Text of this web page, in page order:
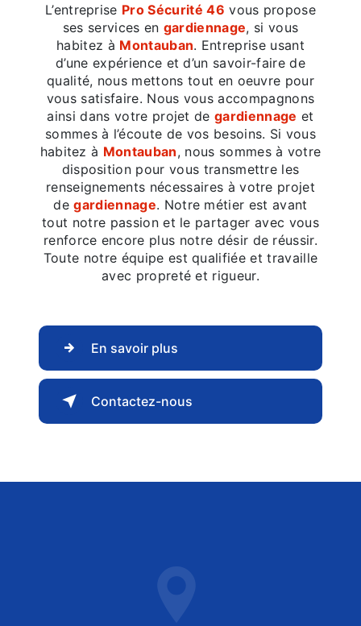
L’entreprise Pro Sécurité 46 vous propose
ses services en gardiennage, si vous
habitez à Montauban. Entreprise usant
d’une expérience et d’un savoir-faire de
qualité, nous mettons tout en oeuvre pour
vous satisfaire. Nous vous accompagnons
ainsi dans votre projet degardiennage et
sommes à l’écoute de vos besoins. Si vous
habitez à Montauban, nous sommes à votre
disposition pour vous transmettre les
renseignements nécessaires à votre projet
degardiennage. Notre métier est avant
tout notre passion et le partager avec vous
renforce encore plus notre désir de réussir.
Toute notre équipe est qualifiée et travaille
avec propreté et rigueur.
En savoir plus
Contactez-nous